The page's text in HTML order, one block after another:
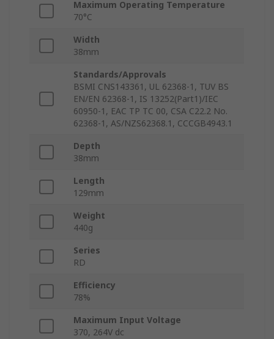
Maximum Operating Temperature
70°C
Width
38mm
Standards/Approvals
BSMI CNS143361, UL 62368-1, TUV BS
EN/EN 62368-1, IS 13252(Part1)/IEC
60950-1, EAC TP TC 00, CSA C22.2 No.
62368-1, AS/NZS62368.1, CCCGB4943.1
Depth
38mm
Length
129mm
Weight
440g
Series
RD
Efficiency
78%
Maximum Input Voltage
370, 264V dc